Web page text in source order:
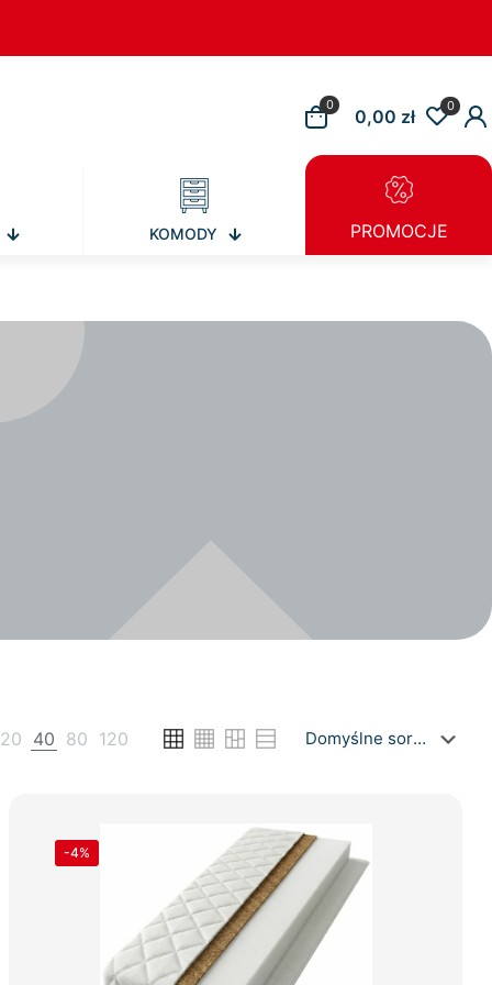
0
0,00 zł
0
KOMODY PROMOCJE
20 40 80 120
-4%